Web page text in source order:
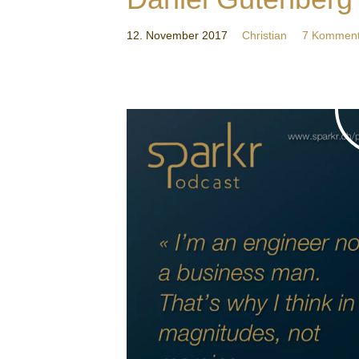
12. November 2017 Christian 7